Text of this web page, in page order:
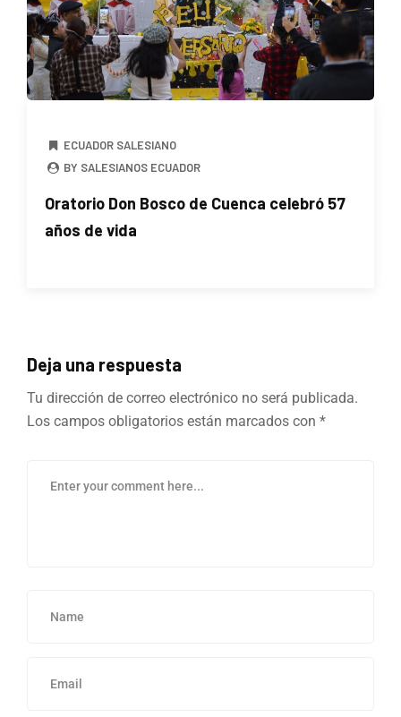
ECUADOR SALESIANO
BY SALESIANOS ECUADOR
Oratorio Don Bosco de Cuenca celebró 57
años de vida
Deja una respuesta
Tu dirección de correo electrónico no será publicada.
Los campos obligatorios están marcados con *